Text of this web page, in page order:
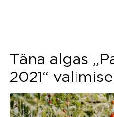
Täna algas
2021“